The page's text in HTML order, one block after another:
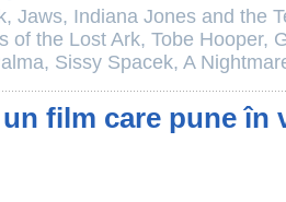
, Jaws, Indiana Jones and the
of the Lost Ark, Tobe Hooper,
, Sissy Spacek, A
film care pune în